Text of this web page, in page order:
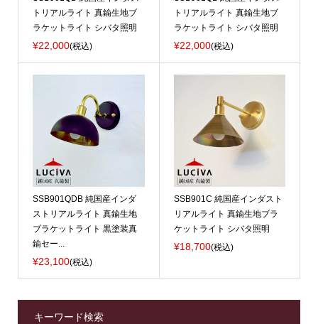
トリアルライト 真鍮生地ブ
ラケットライト シバタ照明
¥22,000(税込)
トリアルライト 真鍮生地ブ
ラケットライト シバタ照明
¥22,000(税込)
SSB901QDB 純国産インダ
ストリアルライト 真鍮生地
ブラケットライト 黒塗装真
鍮セー...
¥23,100(税込)
SSB901C 純国産インダスト
リアルライト 真鍮生地ブラ
ケットライト シバタ照明
¥18,700(税込)
キーワード検索